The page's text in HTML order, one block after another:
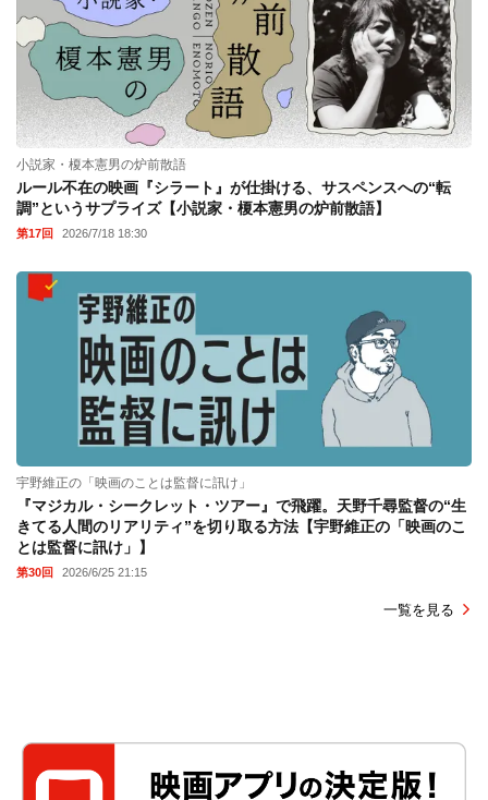
小説家・榎本憲男の炉前散語
ルール不在の映画『シラート』が仕掛ける、サスペンスへの“転
調”というサプライズ【小説家・榎本憲男の炉前散語】
第17回 2026/7/18 18:30
宇野維正の「映画のことは監督に訊け」
『マジカル・シークレット・ツアー』で飛躍。天野千尋監督の“生
きてる人間のリアリティ”を切り取る方法【宇野維正の「映画のこ
とは監督に訊け」】
第30回 2026/6/25 21:15
一覧を見る